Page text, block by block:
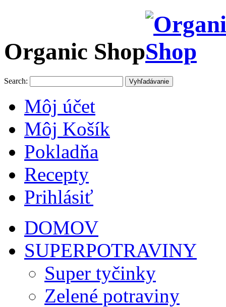
Organic Shop
Search: Vyhľadávanie
Môj účet
Môj Košík
Pokladňa
Recepty
Prihlásiť
DOMOV
SUPERPOTRAVINY
Super tyčinky
Zelené potraviny